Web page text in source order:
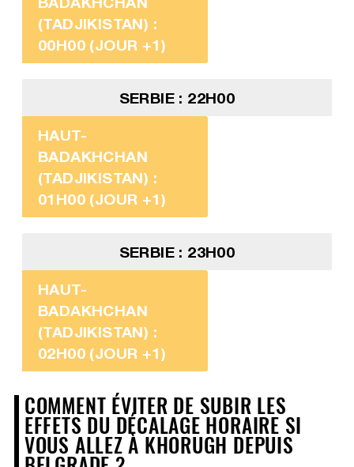
(TADJIKISTAN) :
00H00 (JOUR +1)
SERBIE : 22H00
HAUT-
BADAKHCHAN
(TADJIKISTAN) :
01H00 (JOUR +1)
SERBIE : 23H00
HAUT-
BADAKHCHAN
(TADJIKISTAN) :
02H00 (JOUR +1)
COMMENT ÉVITER DE SUBIR LES
EFFETS DU DÉCALAGE HORAIRE SI
VOUS ALLEZ À KHORUGH DEPUIS